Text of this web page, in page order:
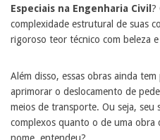
Especiais na Engenharia Civil ?
complexidade estrutural de suas
rigoroso teor técnico com beleza
Além disso, essas obras ainda
aprimorar o deslocamento de
meios de transporte. Ou seja, seu
complexos quanto o de uma obra
nome, entendeu?